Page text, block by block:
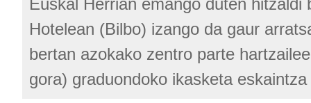
Euskal Herrian emango duten hitzaldi
Hotelean (Bilbo) izango da gaur
bertan azokako zentro parte
gora) graduondoko ikasketa